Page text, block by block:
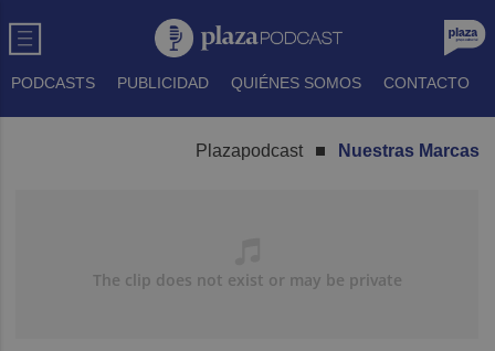
PODCASTS PUBLICIDAD QUIÉNES SOMOS CONTACTO
Plazapodcast Nuestras Marcas